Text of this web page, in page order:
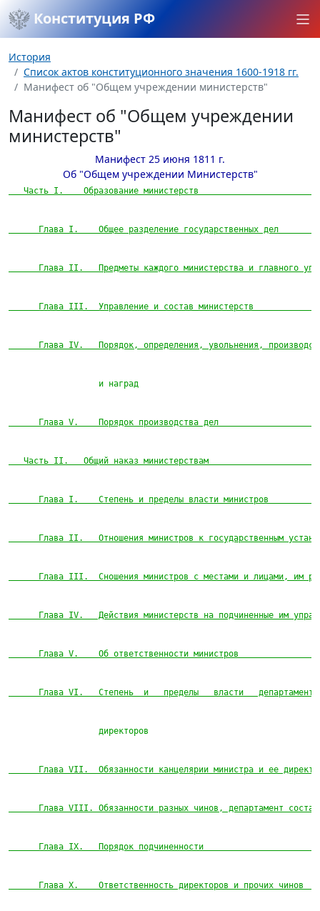
Конституция РФ
История
Список актов конституционного значения 1600-1918 гг.
Манифест об "Общем учреждении министерств"
Манифест об "Общем учреждении
министерств"
Манифест 25 июня 1811 г.
Об "Общем учреждении Министерств"
Часть I.    Образование
Глава I.    Общее разделение
Глава II.   Предметы каждого министерства и главного
Глава III.  Управление и состав
Глава IV.   Порядок, определения, увольнения,
и
Глава V.    Порядок
Часть II.   Общий наказ
Глава I.    Степень и пределы власти
Глава II.   Отношения министров к государственным
Глава III.  Сношения министров с местами и лицами,
Глава IV.   Действия министерств на подчиненные им
Глава V.    Об ответственности
Глава VI.   Степень  и   пределы   власти
Глава VII.  Обязанности канцелярии министра и ее
Глава VIII. Обязанности разных чинов, департамент
Глава IX.   Порядок
Глава Х.    Ответственность директоров и